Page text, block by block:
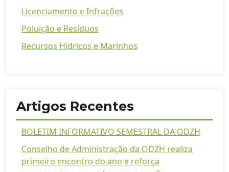
Licenciamento e Infrações
Poluição e Resíduos
Recursos Hídricos e Marinhos
Artigos Recentes
BOLETIM INFORMATIVO SEMESTRAL DA ODZH
Conselho de Administração da ODZH realiza
primeiro encontro do ano e reforça